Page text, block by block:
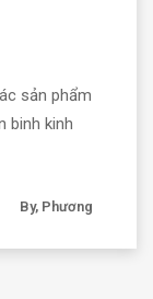
sản phẩm
binh kinh
By, Phương